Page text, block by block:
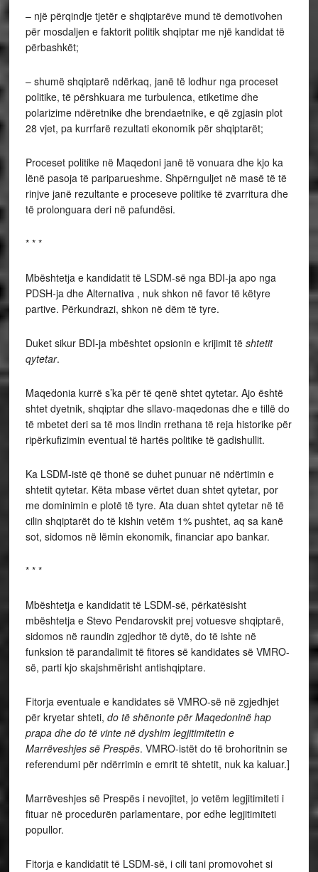
– një përqindje tjetër e shqiptarëve mund të demotivohen
për mosdaljen e faktorit politik shqiptar me një kandidat të
përbashkët;
– shumë shqiptarë ndërkaq, janë të lodhur nga proceset
politike, të përshkuara me turbulenca, etiketime dhe
polarizime ndëretnike dhe brendaetnike, e që zgjasin plot
28 vjet, pa kurrfarë rezultati ekonomik për shqiptarët;
Proceset politike në Maqedoni janë të vonuara dhe kjo ka
lënë pasoja të pariparueshme. Shpërnguljet në masë të të
rinjve janë rezultante e proceseve politike të zvarritura dhe
të prolonguara deri në pafundësi.
* * *
Mbështetja e kandidatit të LSDM-së nga BDI-ja apo nga
PDSH-ja dhe Alternativa , nuk shkon në favor të këtyre
partive. Përkundrazi, shkon në dëm të tyre.
Duket sikur BDI-ja mbështet opsionin e krijimit të shtetit
qytetar.
Maqedonia kurrë s’ka për të qenë shtet qytetar. Ajo është
shtet dyetnik, shqiptar dhe sllavo-maqedonas dhe e tillë do
të mbetet deri sa të mos lindin rrethana të reja historike për
ripërkufizimin eventual të hartës politike të gadishullit.
Ka LSDM-istë që thonë se duhet punuar në ndërtimin e
shtetit qytetar. Këta mbase vërtet duan shtet qytetar, por
me dominimin e plotë të tyre. Ata duan shtet qytetar në të
cilin shqiptarët do të kishin vetëm 1% pushtet, aq sa kanë
sot, sidomos në lëmin ekonomik, financiar apo bankar.
* * *
Mbështetja e kandidatit të LSDM-së, përkatësisht
mbështetja e Stevo Pendarovskit prej votuesve shqiptarë,
sidomos në raundin zgjedhor të dytë, do të ishte në
funksion të parandalimit të fitores së kandidates së VMRO-
së, parti kjo skajshmërisht antishqiptare.
Fitorja eventuale e kandidates së VMRO-së në zgjedhjet
për kryetar shteti, do të shënonte për Maqedoninë hap
prapa dhe do të vinte në dyshim legjitimitetin e
Marrëveshjes së Prespës. VMRO-istët do të brohoritnin se
referendumi për ndërrimin e emrit të shtetit, nuk ka kaluar.]
Marrëveshjes së Prespës i nevojitet, jo vetëm legjitimiteti i
fituar në procedurën parlamentare, por edhe legjitimiteti
popullor.
Fitorja e kandidatit të LSDM-së, i cili tani promovohet si